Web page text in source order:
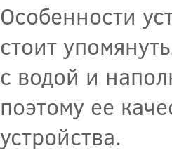
Особенности
стоит
с водой и
поэтому ее
устройства.